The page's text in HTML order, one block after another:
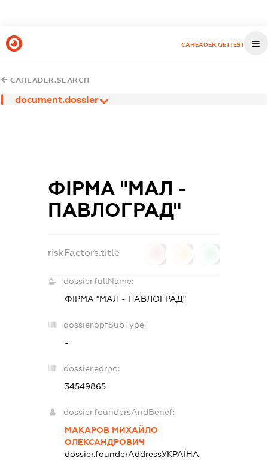
CAHEADER.GETTEST
CAHEADER.SEARCH
document.dossier
ФІРМА "МАЛ -
ПАВЛОГРАД"
riskFactors.title
dossier.fullName:
ФІРМА "МАЛ - ПАВЛОГРАД"
dossier.opfSubType:
-
dossier.edrpo:
34549865
dossier.foundersAndBenef:
МАКАРОВ МИХАЙЛО
ОЛЕКСАНДРОВИЧ
dossier.founderAddressУКРАЇНА